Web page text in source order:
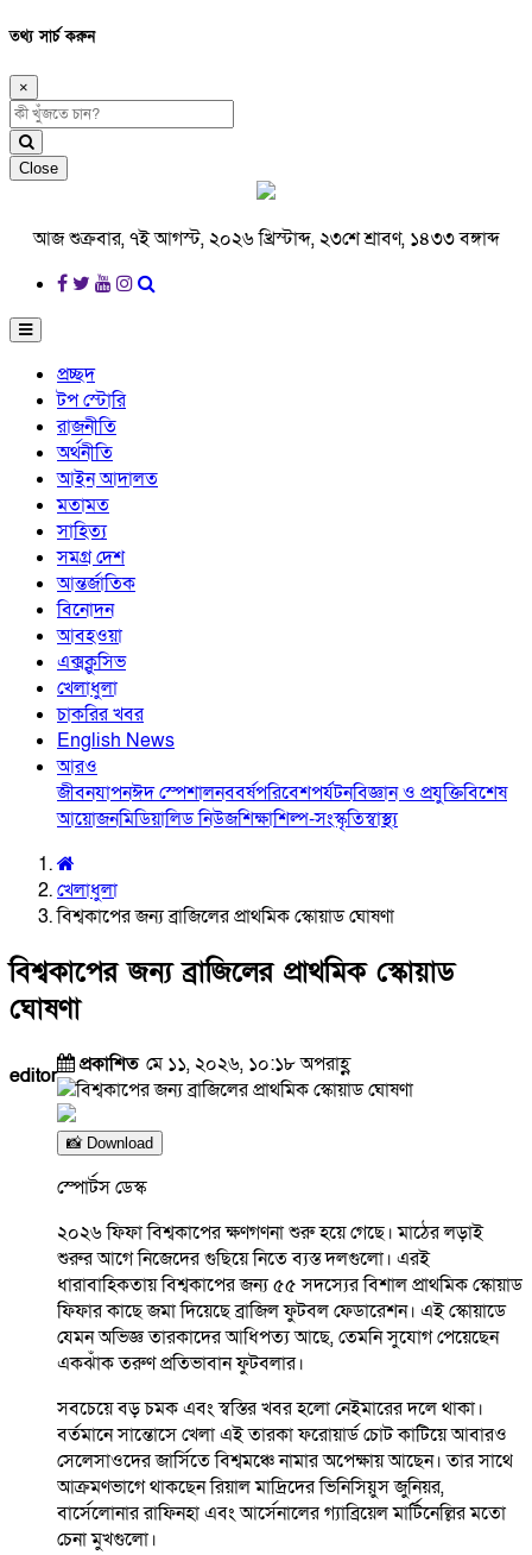
তথ্য সার্চ করুন
×
Close
আজ শুক্রবার, ৭ই আগস্ট, ২০২৬ খ্রিস্টাব্দ, ২৩শে শ্রাবণ, ১৪৩৩ বঙ্গাব্দ
প্রচ্ছদ
টপ স্টোরি
রাজনীতি
অর্থনীতি
আইন আদালত
মতামত
সাহিত্য
সমগ্র দেশ
আন্তর্জাতিক
বিনোদন
আবহওয়া
এক্সক্লুসিভ
খেলাধুলা
চাকরির খবর
English News
আরও
জীবনযাপনঈদ স্পেশালনববর্ষপরিবেশপর্যটনবিজ্ঞান ও প্রযুক্তিবিশেষ
আয়োজনমিডিয়ালিড নিউজশিক্ষাশিল্প-সংস্কৃতিস্বাস্থ্য
খেলাধুলা
বিশ্বকাপের জন্য ব্রাজিলের প্রাথমিক স্কোয়াড ঘোষণা
বিশ্বকাপের জন্য ব্রাজিলের প্রাথমিক স্কোয়াড
ঘোষণা
editor প্রকাশিত মে ১১, ২০২৬, ১০:১৮ অপরাহ্ণ
📸 Download
স্পোর্টস ডেস্ক
২০২৬ ফিফা বিশ্বকাপের ক্ষণগণনা শুরু হয়ে গেছে। মাঠের লড়াই
শুরুর আগে নিজেদের গুছিয়ে নিতে ব্যস্ত দলগুলো। এরই
ধারাবাহিকতায় বিশ্বকাপের জন্য ৫৫ সদস্যের বিশাল প্রাথমিক স্কোয়াড
ফিফার কাছে জমা দিয়েছে ব্রাজিল ফুটবল ফেডারেশন। এই স্কোয়াডে
যেমন অভিজ্ঞ তারকাদের আধিপত্য আছে, তেমনি সুযোগ পেয়েছেন
একঝাঁক তরুণ প্রতিভাবান ফুটবলার।
সবচেয়ে বড় চমক এবং স্বস্তির খবর হলো নেইমারের দলে থাকা।
বর্তমানে সান্তোসে খেলা এই তারকা ফরোয়ার্ড চোট কাটিয়ে আবারও
সেলেসাওদের জার্সিতে বিশ্বমঞ্চে নামার অপেক্ষায় আছেন। তার সাথে
আক্রমণভাগে থাকছেন রিয়াল মাদ্রিদের ভিনিসিয়ুস জুনিয়র,
বার্সেলোনার রাফিনহা এবং আর্সেনালের গ্যাব্রিয়েল মার্টিনেল্লির মতো
চেনা মুখগুলো।